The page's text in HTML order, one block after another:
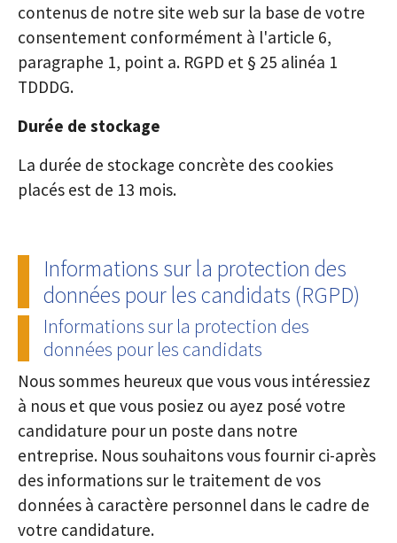
contenus de notre site web sur la base de votre
consentement conformément à l'article 6,
paragraphe 1, point a. RGPD et § 25 alinéa 1
TDDDG.
Durée de stockage
La durée de stockage concrète des cookies
placés est de 13 mois.
Informations sur la protection des
données pour les candidats (RGPD)
Informations sur la protection des
données pour les candidats
Nous sommes heureux que vous vous intéressiez
à nous et que vous posiez ou ayez posé votre
candidature pour un poste dans notre
entreprise. Nous souhaitons vous fournir ci-après
des informations sur le traitement de vos
données à caractère personnel dans le cadre de
votre candidature.